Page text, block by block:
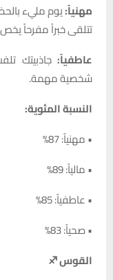
مهنياً:يوم مليء
تتلقى خبراً مفرحاً
عاطفياً: جاذبيتك
شخصية مهمة.
النسبة المئوية:
• مهنياً: 87%
• مالياً: 89%
• عاطفياً: 85%
• صحياً: 83%
القوس ♐